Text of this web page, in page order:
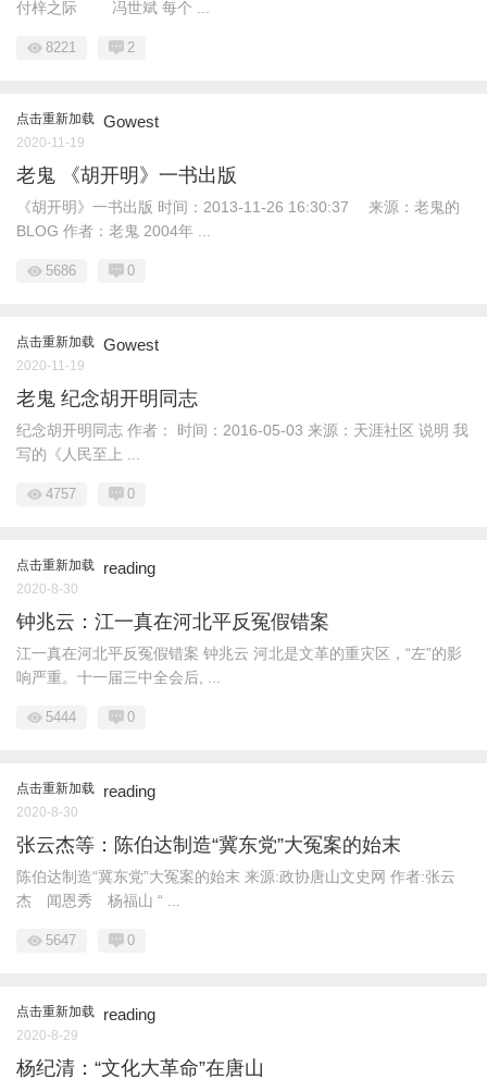
付梓之际 冯世斌 每个 ...
8221 2
点击重新加载 Gowest
2020-11-19
老鬼 《胡开明》一书出版
《胡开明》一书出版 时间：2013-11-26 16:30:37 来源：老鬼的
BLOG 作者：老鬼 2004年 ...
5686 0
点击重新加载 Gowest
2020-11-19
老鬼 纪念胡开明同志
纪念胡开明同志 作者： 时间：2016-05-03 来源：天涯社区 说明 我
写的《人民至上 ...
4757 0
点击重新加载 reading
2020-8-30
钟兆云：江一真在河北平反冤假错案
江一真在河北平反冤假错案 钟兆云 河北是文革的重灾区，“左”的影
响严重。十一届三中全会后, ...
5444 0
点击重新加载 reading
2020-8-30
张云杰等：陈伯达制造“冀东党”大冤案的始末
陈伯达制造“冀东党”大冤案的始末 来源:政协唐山文史网 作者:张云
杰 闻恩秀 杨福山 “ ...
5647 0
点击重新加载 reading
2020-8-29
杨纪清：“文化大革命”在唐山